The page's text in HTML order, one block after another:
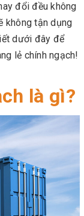
đổi đều không
không tận dụng
dưới đây để
lẻ chính ngạch!
là gì?